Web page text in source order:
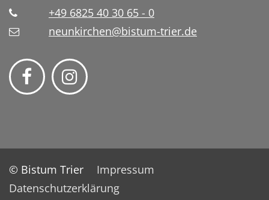
+49 6825 40 30 65 - 0
neunkirchen@bistum-trier.de
© Bistum Trier
Impressum
Datenschutzerklärung